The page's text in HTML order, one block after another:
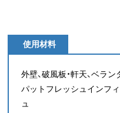
使用材料
外壁、破風板・軒天、ベラン
パットフレッシュインフ
ュ